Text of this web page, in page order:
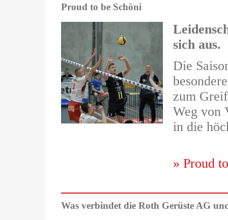
Proud to be Schöni
sich aus.
Die
zum
Weg von
in die
» Proud
Was verbindet die Roth Gerüste AG